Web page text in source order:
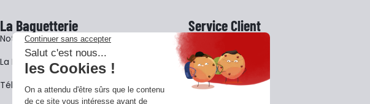
La Baguetterie
Notre histoire
La BagShow
​Télécharger le catalogue
Service Client
Garantie 3 ans
CGV